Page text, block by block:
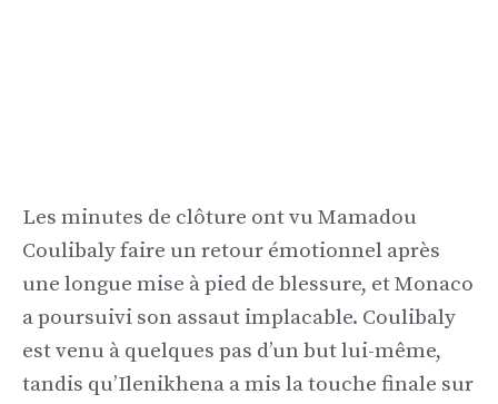
Les minutes de clôture ont vu Mamadou
Coulibaly faire un retour émotionnel après
une longue mise à pied de blessure, et Monaco
a poursuivi son assaut implacable. Coulibaly
est venu à quelques pas d’un but lui-même,
tandis qu’Ilenikhena a mis la touche finale sur